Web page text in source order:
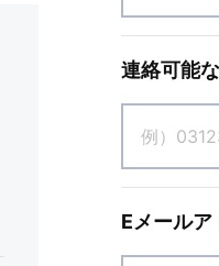
連絡可能
Eメールア